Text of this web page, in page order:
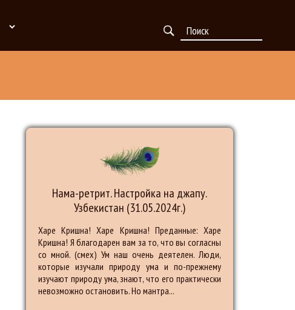
Нама-ретрит. Настройка на джапу.
Узбекистан (31.05.2024г.)
Харе Кришна! Харе Кришна! Преданные: Харе
Кришна! Я благодарен вам за то, что вы согласны
со мной. (смех) Ум наш очень деятелен. Люди,
которые изучали природу ума и по-прежнему
изучают природу ума, знают, что его практически
невозможно остановить. Но мантра...